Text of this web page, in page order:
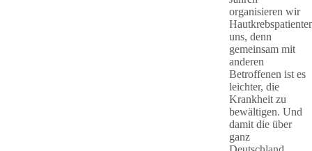
organisieren wir
uns, denn
gemeinsam mit
anderen
Betroffenen ist es
leichter, die
Krankheit zu
bewältigen. Und
damit die über
ganz